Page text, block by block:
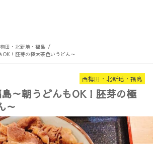
田・北新地・福島
！胚芽の極太茶色いうどん～
西梅田・北新地・福島
～朝うどんもOK！胚芽の極
～